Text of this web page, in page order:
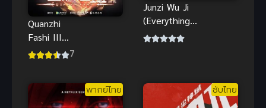
Quanzhi
Fashi III
เซียนจอม 7
Junzi Wu Ji
(Everything is
Fine with
พากย์ไทย ซับไทย